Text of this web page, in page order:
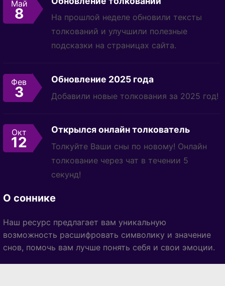
Май
8
На прошлой неделе обновили тексты
толкований и улучшили полезные
подсказки на страницах сайта.
Фев
3
Обновление 2025 года
Добавили новые толкования за 2025 год!
Окт
12
Открылся онлайн толкователь
Толкуйте Ваши сны по новому! Онлайн
толкование через чат в течении 5
секунд!
О соннике
Наш ресурс предлагает вам уникальную
возможность расшифровать символику и значение
снов, помочь вам лучше понять себя и свои эмоции.